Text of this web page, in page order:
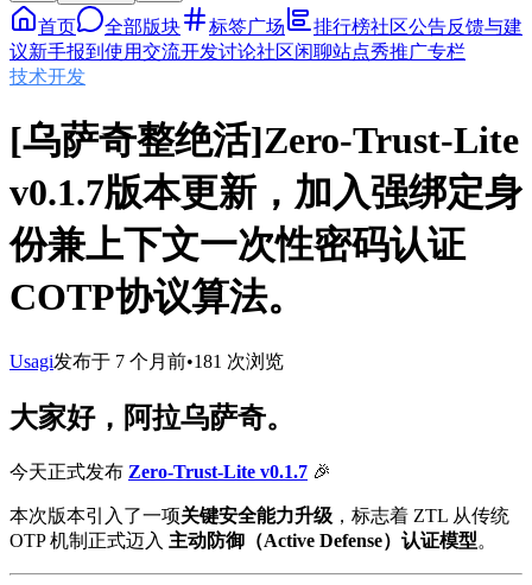
首页 全部版块 标签广场 排行榜社区公告反馈与建
议新手报到 使用交流开发讨论社区闲聊站点秀推广专栏
技术开发
[乌萨奇整绝活]Zero-Trust-Lite
v0.1.7版本更新，加入强绑定身
份兼上下文一次性密码认证
COTP协议算法。
Usagi发布于 7 个月前•181 次浏览
大家好，阿拉乌萨奇。
今天正式发布 Zero-Trust-Lite v0.1.7 🎉
本次版本引入了一项关键安全能力升级 ，标志着 ZTL 从传统
OTP 机制正式迈入 主动防御（Active Defense）认证模型。